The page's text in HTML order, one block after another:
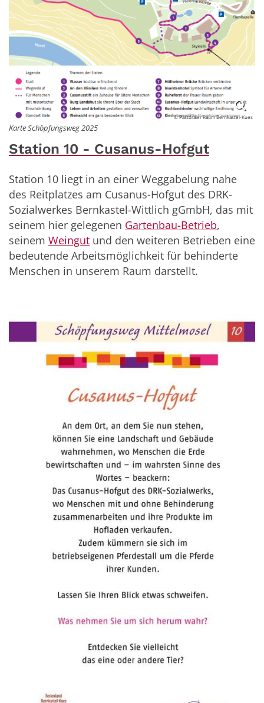
© Pastoraler Raum Bernkastel-Kues
Karte Schöpfungsweg 2025
Station 10 - Cusanus-Hofgut
Station 10 liegt in an einer Weggabelung nahe
des Reitplatzes am Cusanus-Hofgut des DRK-
Sozialwerkes Bernkastel-Wittlich gGmbH, das mit
seinem hier gelegenen Gartenbau-Betrieb,
seinem Weingut und den weiteren Betrieben eine
bedeutende Arbeitsmöglichkeit für behinderte
Menschen in unserem Raum darstellt.